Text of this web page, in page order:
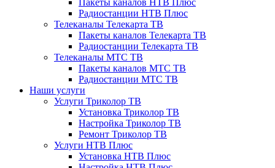
Пакеты каналов НТВ Плюс
Радиостанции НТВ Плюс
Телеканалы Телекарта ТВ
Пакеты каналов Телекарта ТВ
Радиостанции Телекарта ТВ
Телеканалы МТС ТВ
Пакеты каналов МТС ТВ
Радиостанции МТС ТВ
Наши услуги
Услуги Триколор ТВ
Установка Триколор ТВ
Настройка Триколор ТВ
Ремонт Триколор ТВ
Услуги НТВ Плюс
Установка НТВ Плюс